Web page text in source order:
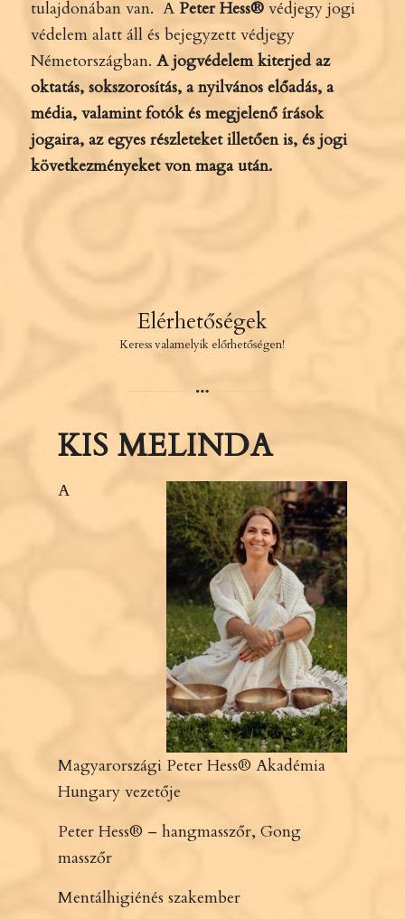
tulajdonában van. A Peter Hess®védjegy jogi
védelem alatt áll és bejegyzett védjegy
Németországban. A jogvédelem kiterjed az
oktatás, sokszorosítás, a nyilvános előadás, a
média, valamint fotók és megjelenő írások
jogaira, az egyes részleteket illetően is, és jogi
következményeket von maga után.
Elérhetőségek
Keress valamelyik előrhetőségen!
KIS MELINDA
A
Magyarországi Peter Hess® Akadémia
Hungary vezetője
Peter Hess® – hangmasszőr, Gong
masszőr
Mentálhigiénés szakember